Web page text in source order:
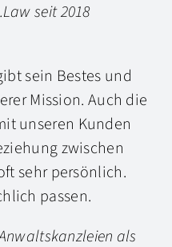
seit 2018
sein Bestes und
Mission. Auch die
unseren Kunden
zwischen
sehr persönlich.
passen.
als